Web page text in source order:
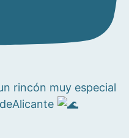
un rincón muy especial